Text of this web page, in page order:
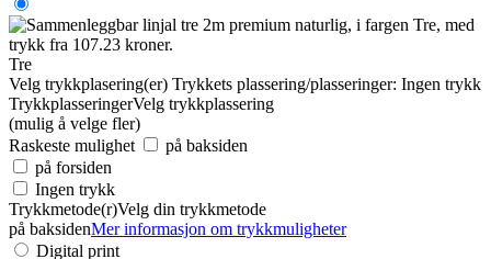
Tre
Velg trykkplasering(er) Trykkets plassering/plasseringer: Ingen trykk
TrykkplasseringerVelg trykkplassering
(mulig å velge fler)
Raskeste mulighet
på baksiden
på forsiden
Ingen trykk
Trykkmetode(r)Velg din trykkmetode
på baksidenMer informasjon om trykkmuligheter
Digital print